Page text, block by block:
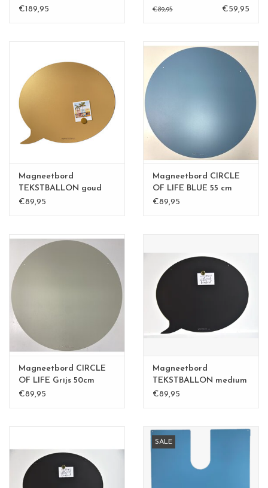
zwart
€189,95 €89,95 €59,95
Magneetbord
TEKSTBALLON goud
€89,95
Magneetbord CIRCLE
OF LIFE BLUE 55 cm
€89,95
Magneetbord CIRCLE
OF LIFE Grijs 50cm
€89,95
Magneetbord
TEKSTBALLON medium
ZWART
€89,95
SALE